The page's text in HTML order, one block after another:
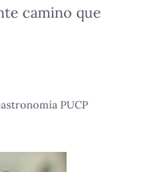
camino que
PUCP